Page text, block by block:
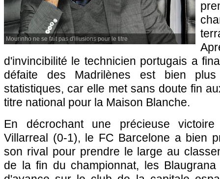
Mourinho ne se fait pas d'illusions pour le titre
d'invincibilité le technicien portugais a
défaite des Madrilènes est bien
statistiques, car elle met sans doute fin
titre national pour la Maison Blanche.
En décrochant une précieuse
Villarreal (0-1), le FC Barcelone a bien
son rival pour prendre le large au
de la fin du championnat, les